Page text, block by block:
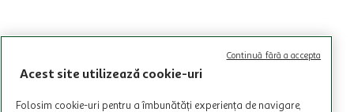
Acest site utilizează cookie-uri
Folosim cookie-uri pentru a îmbunătăți experiența de navigare,
Continuă fără a accepta